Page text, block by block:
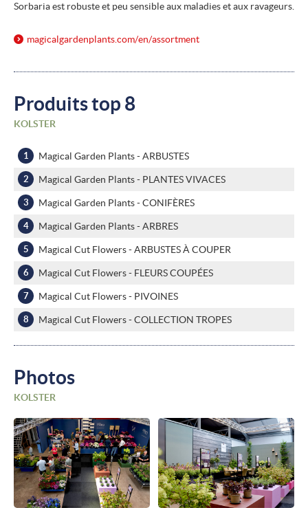
Sorbaria est robuste et peu sensible aux maladies et aux ravageurs.
magicalgardenplants.com/en/assortment
Produits top 8
KOLSTER
Magical Garden Plants - ARBUSTES
Magical Garden Plants - PLANTES VIVACES
Magical Garden Plants - CONIFÈRES
Magical Garden Plants - ARBRES
Magical Cut Flowers - ARBUSTES À COUPER
Magical Cut Flowers - FLEURS COUPÉES
Magical Cut Flowers - PIVOINES
Magical Cut Flowers - COLLECTION TROPES
Photos
KOLSTER